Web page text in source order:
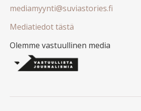
mediamyynti@suviastories.fi
Mediatiedot tästä
Olemme vastuullinen media